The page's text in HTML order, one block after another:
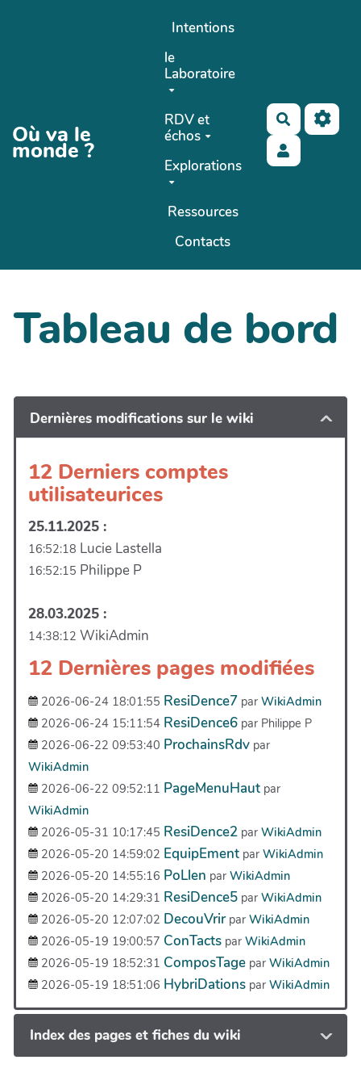
Aller au contenu principal
Où va le
monde ?
Intentions
le
Laboratoire
RDV et
échos
Explorations
Ressources
Contacts
Rechercher
Tableau de bord
Dernières modifications sur le wiki
12 Derniers comptes
utilisateurices
25.11.2025 :
16:52:18 Lucie Lastella
16:52:15 Philippe P
28.03.2025 :
14:38:12 WikiAdmin
12 Dernières pages modifiées
2026-06-24 18:01:55 ResiDence7 par WikiAdmin
2026-06-24 15:11:54 ResiDence6 par Philippe P
2026-06-22 09:53:40 ProchainsRdv par
WikiAdmin
2026-06-22 09:52:11 PageMenuHaut par
WikiAdmin
2026-05-31 10:17:45 ResiDence2 par WikiAdmin
2026-05-20 14:59:02 EquipEment par WikiAdmin
2026-05-20 14:55:16 PoLlen par WikiAdmin
2026-05-20 14:29:31 ResiDence5 par WikiAdmin
2026-05-20 12:07:02 DecouVrir par WikiAdmin
2026-05-19 19:00:57 ConTacts par WikiAdmin
2026-05-19 18:52:31 ComposTage par WikiAdmin
2026-05-19 18:51:06 HybriDations par WikiAdmin
Index des pages et fiches du wiki